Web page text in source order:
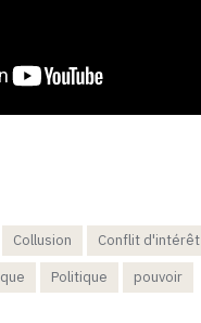
Collusion Conflit d'intérêt
Politique pouvoir